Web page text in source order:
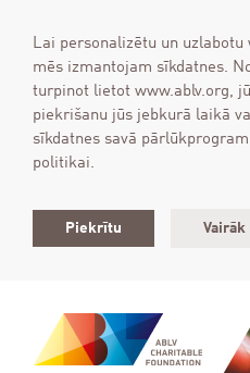
Lai personalizētu un uzlabotu
mēs izmantojam sīkdatnes.
turpinot lietot www.ablv.org,
piekrišanu jūs jebkurā laikā
sīkdatnes savā
politikai.
Piekrītu Vairāk